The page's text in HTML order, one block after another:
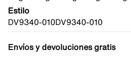
Estilo
DV9340-010DV9340-010
Envíos y devoluciones gratis